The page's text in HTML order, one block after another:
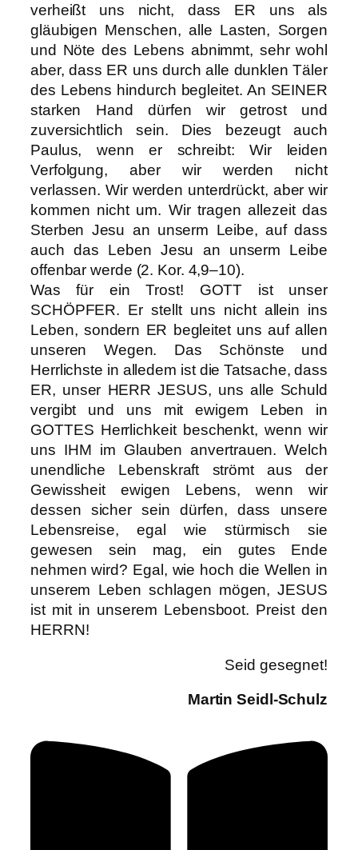
verheißt uns nicht, dass ER uns als
gläubigen Menschen, alle Lasten, Sorgen
und Nöte des Lebens abnimmt, sehr wohl
aber, dass ER uns durch alle dunklen Täler
des Lebens hindurch begleitet. An SEINER
starken Hand dürfen wir getrost und
zuversichtlich sein. Dies bezeugt auch
Paulus, wenn er schreibt: Wir leiden
Verfolgung, aber wir werden nicht
verlassen. Wir werden unterdrückt, aber wir
kommen nicht um. Wir tragen allezeit das
Sterben Jesu an unserm Leibe, auf dass
auch das Leben Jesu an unserm Leibe
offenbar werde (2. Kor. 4,9–10).
Was für ein Trost! GOTT ist unser
SCHÖPFER. Er stellt uns nicht allein ins
Leben, sondern ER begleitet uns auf allen
unseren Wegen. Das Schönste und
Herrlichste in alledem ist die Tatsache, dass
ER, unser HERR JESUS, uns alle Schuld
vergibt und uns mit ewigem Leben in
GOTTES Herrlichkeit beschenkt, wenn wir
uns IHM im Glauben anvertrauen. Welch
unendliche Lebenskraft strömt aus der
Gewissheit ewigen Lebens, wenn wir
dessen sicher sein dürfen, dass unsere
Lebensreise, egal wie stürmisch sie
gewesen sein mag, ein gutes Ende
nehmen wird? Egal, wie hoch die Wellen in
unserem Leben schlagen mögen, JESUS
ist mit in unserem Lebensboot. Preist den
HERRN!
Seid gesegnet!
Martin Seidl-Schulz